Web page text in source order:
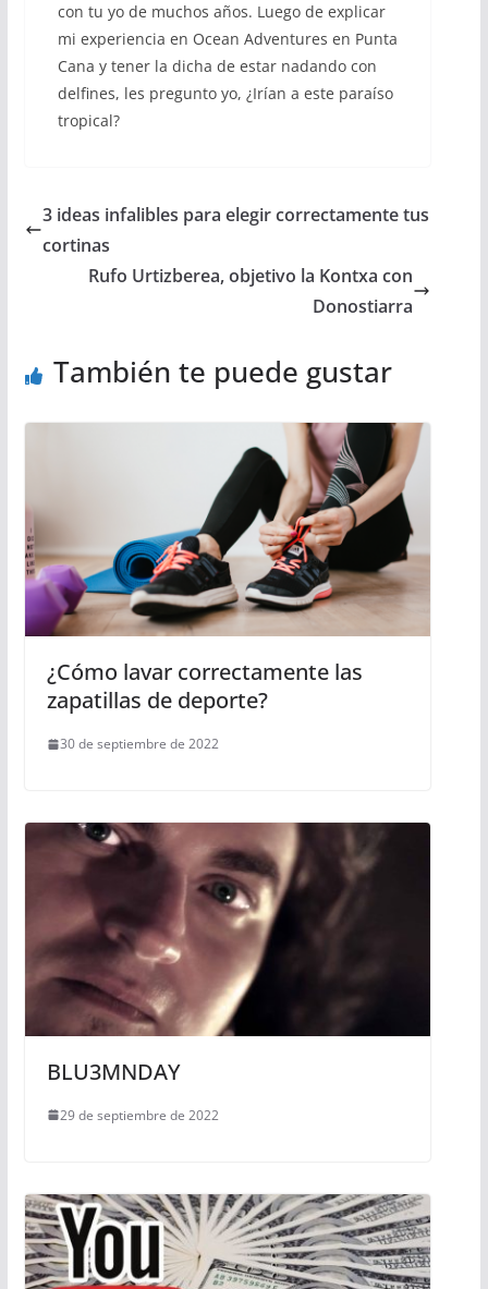
con tu yo de muchos años. Luego de explicar
mi experiencia en Ocean Adventures en Punta
Cana y tener la dicha de estar nadando con
delfines, les pregunto yo, ¿Irían a este paraíso
tropical?
3 ideas infalibles para elegir correctamente tus
cortinas
Rufo Urtizberea, objetivo la Kontxa con
Donostiarra
También te puede gustar
¿Cómo lavar correctamente las
zapatillas de deporte?
30 de septiembre de 2022
BLU3MNDAY
29 de septiembre de 2022